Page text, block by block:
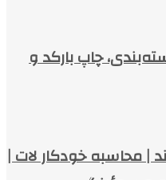
چاپ بارکد و
| محاسبه خودکار لات |